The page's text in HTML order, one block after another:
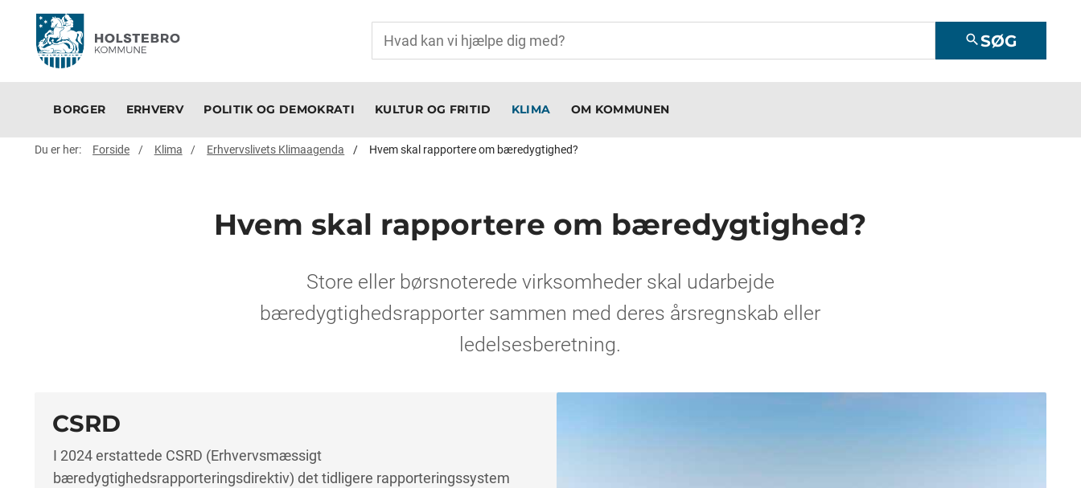
searchSØG
BORGER ERHVERV POLITIK OG DEMOKRATI KULTUR OG FRITID KLIMA OM KOMMUNEN
Du er her: Forside Klima Erhvervslivets Klimaagenda Hvem skal rapportere om bæredygtighed?
Hvem skal rapportere om bæredygtighed?
Store eller børsnoterede virksomheder skal udarbejde
bæredygtighedsrapporter sammen med deres årsregnskab eller
ledelsesberetning.
CSRD
I 2024 erstattede CSRD (Erhvervsmæssigt
bæredygtighedsrapporteringsdirektiv) det tidligere rapporteringssystem